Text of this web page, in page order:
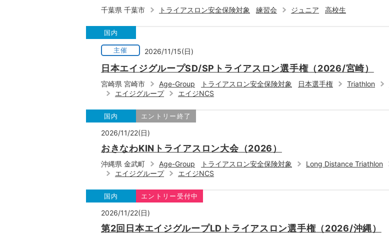
千葉県 千葉市 トライアスロン安全保険対象 練習会 ジュニア 高校生
国内
主催 2026/11/15(日)
日本エイジグループSD/SPトライアスロン選手権（2026/宮崎）
宮崎県 宮崎市 Age-Group トライアスロン安全保険対象 日本選手権 Triathlon
エイジグループ
エイジNCS
国内 エントリー終了
2026/11/22(日)
おきなわKINトライアスロン大会（2026）
沖縄県 金武町 Age-Group トライアスロン安全保険対象 Long Distance Triathlon
エイジグループ
エイジNCS
国内 エントリー受付中
2026/11/22(日)
第2回日本エイジグループLDトライアスロン選手権（2026/沖縄）